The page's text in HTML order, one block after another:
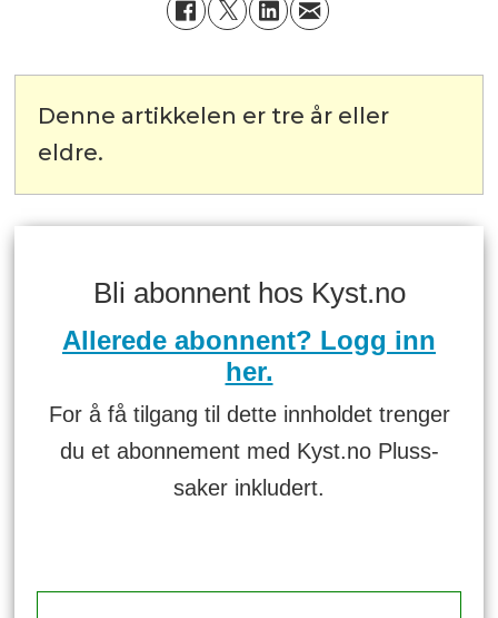
Denne artikkelen er tre år eller
eldre.
Bli abonnent hos Kyst.no
Allerede abonnent? Logg inn
her.
For å få tilgang til dette innholdet trenger
du et abonnement med Kyst.no Pluss-
saker inkludert.